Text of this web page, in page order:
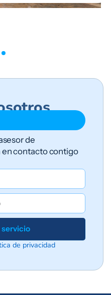
de
en contacto contigo
de privacidad